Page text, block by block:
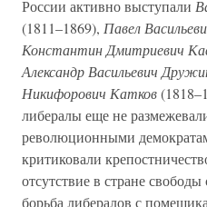
России активно выступали
(1811–1869), Павел
Константин Дмитриевич
Александр Васильевич
Никифорович Катков
либералы еще не
революционными
критиковали
отсутствие в стране
борьба либералов с